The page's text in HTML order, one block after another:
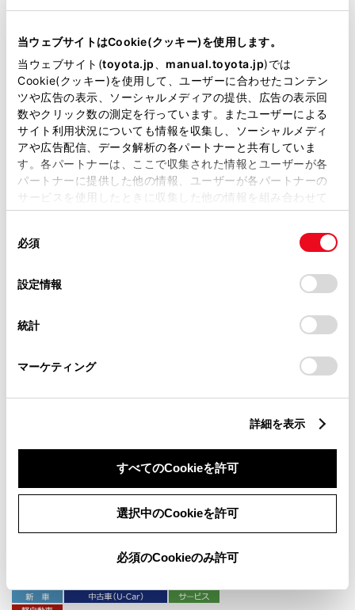
当ウェブサイトはCookie(クッキー)を使用します。
当ウェブサイト(toyota.jp manual.toyota.jp)では
Cookie(クッキー)を使用して、ユーザーに合わせたコンテン
ツや広告の表示、ソーシャルメディアの提供、広告の表示回
数やクリック数の測定を行っています。またユーザーによる
サイト利用状況についても情報を収集し、ソーシャルメディ
アや広告配信、データ解析の各パートナーと共有していま
す。各パートナーは、ここで収集された情報とユーザーが各
パートナーに提供した他の情報、ユーザーが各パートナーの
サービスを使用したときに収集した他の情報を組み合わせて
使用することがあります。当ウェブサイトの使用を続行する
デバイスにすべてのCookie(クッキー)が保存されることに同
意したことになります。Cookie(クッキー)のオプトアウト、
設定の変更、同意を撤回したりするにあたっては、当社の
「Cookie（クッキー）情報の取り扱いについて
」をご覧くだ
必須
設定情報
統計
マーケティング
詳細を表示
すべてのCookieを許可
選択中のCookieを許可
必須のCookieのみ許可
住
秋田市下新城中野字琵琶沼３９９
TEL
018-873-2200
店舗詳細
泉新国道店
秋田市泉中央二丁目１－３
秋田市仁井田新田１丁目４－１５
TEL 018-839-3322
店舗詳細
由利本荘市石脇字田頭７７